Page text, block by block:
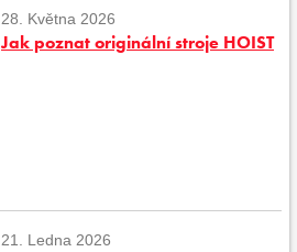
28. Května 2026
Jak poznat originální stroje HOIST
21. Ledna 2026